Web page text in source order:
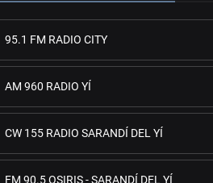
95.1 FM RADIO CITY
AM 960 RADIO YÍ
CW 155 RADIO SARANDÍ DEL YÍ
FM 90.5 OSIRIS - SARANDÍ DEL YÍ